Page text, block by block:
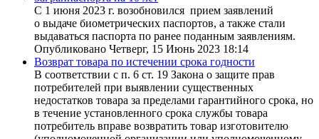
С 1 июня 2023 г. возобновился прием заявлений
о выдаче биометрических паспортов, а также стали
выдаваться паспорта по ранее поданным заявлениям.
Опубликовано Четверг, 15 Июнь 2023 18:14
Возврат товара по истечении срока годности
В соответствии с п. 6 ст. 19 Закона о защите прав
потребителей при выявлении существенных
недостатков товара за пределами гарантийного срока, но
в течение установленного срока службы товара
потребитель вправе возвратить товар изготовителю